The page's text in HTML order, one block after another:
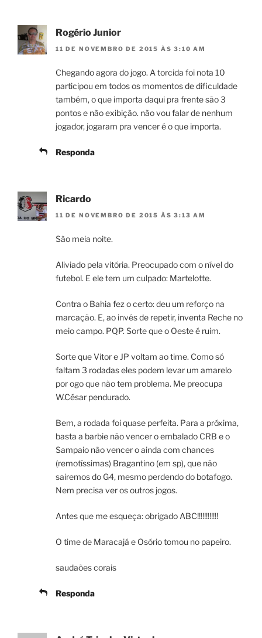
Rogério Junior
11 DE NOVEMBRO DE 2015 ÀS 3:10 AM
Chegando agora do jogo. A torcida foi nota 10
participou em todos os momentos de dificuldade
também, o que importa daqui pra frente são 3
pontos e não exibição. não vou falar de nenhum
jogador, jogaram pra vencer é o que importa.
Responda
Ricardo
11 DE NOVEMBRO DE 2015 ÀS 3:13 AM
São meia noite.
Aliviado pela vitória. Preocupado com o nível do
futebol. E ele tem um culpado: Martelotte.
Contra o Bahia fez o certo: deu um reforço na
marcação. E, ao invés de repetir, inventa Reche no
meio campo. PQP. Sorte que o Oeste é ruim.
Sorte que Vitor e JP voltam ao time. Como só
faltam 3 rodadas eles podem levar um amarelo
por ogo que não tem problema. Me preocupa
W.César pendurado.
Bem, a rodada foi quase perfeita. Para a próxima,
basta a barbie não vencer o embalado CRB e o
Sampaio não vencer o ainda com chances
(remotíssimas) Bragantino (em sp), que não
sairemos do G4, mesmo perdendo do botafogo.
Nem precisa ver os outros jogos.
Antes que me esqueça: obrigado ABC!!!!!!!!!!!!
O time de Maracajá e Osório tomou no papeiro.
saudaões corais
Responda